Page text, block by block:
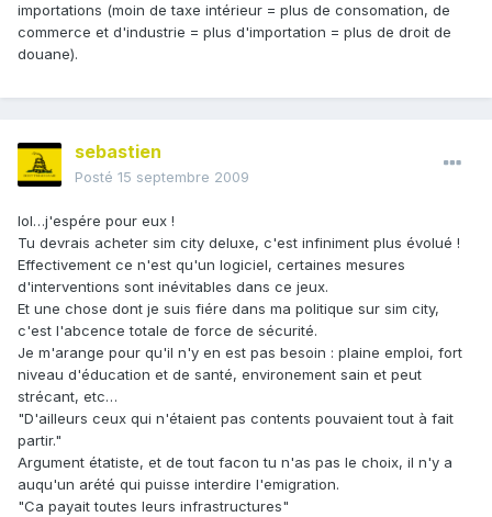
importations (moin de taxe intérieur = plus de consomation, de
commerce et d'industrie = plus d'importation = plus de droit de
douane).
sebastien
Posté 15 septembre 2009
lol…j'espére pour eux !
Tu devrais acheter sim city deluxe, c'est infiniment plus évolué !
Effectivement ce n'est qu'un logiciel, certaines mesures
d'interventions sont inévitables dans ce jeux.
Et une chose dont je suis fiére dans ma politique sur sim city,
c'est l'abcence totale de force de sécurité.
Je m'arange pour qu'il n'y en est pas besoin : plaine emploi, fort
niveau d'éducation et de santé, environement sain et peut
strécant, etc…
"D'ailleurs ceux qui n'étaient pas contents pouvaient tout à fait
partir."
Argument étatiste, et de tout facon tu n'as pas le choix, il n'y a
auqu'un arété qui puisse interdire l'emigration.
"Ca payait toutes leurs infrastructures"